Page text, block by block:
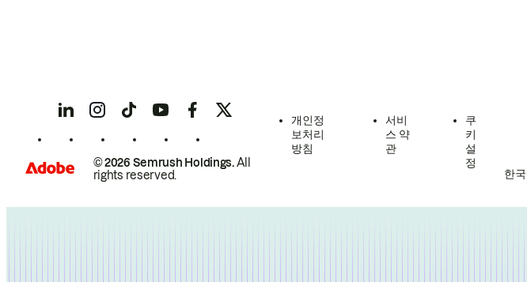
© 2026 Semrush Holdings.All
rights reserved.
개인정
보처리
방침
서비
스 약
관
쿠
키
설
정
한